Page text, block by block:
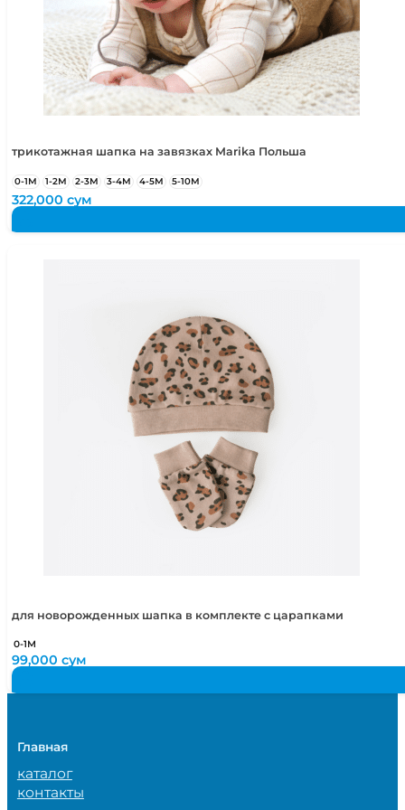
1,5-2 года
48-52 1,5-4 года
50-52 2-4 года
2-5 лет
трикотажная шапка на завязках Marika Польша
0-1М 1-2М 2-3М 3-4М 4-5М 5-10М
322,000сум
для новорожденных шапка в комплекте с царапками
0-1М
99,000сум
Главная
каталог
контакты